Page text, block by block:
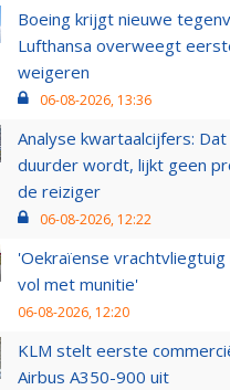
Boeing krijgt nieuwe
Lufthansa overweegt
weigeren
06-08-2026, 13:36
Analyse kwartaalcijfers:
duurder wordt, lijkt geen
de reiziger
06-08-2026, 12:22
'Oekraïense
vol met munitie'
06-08-2026, 12:20
KLM stelt eerste
Airbus A350-900 uit